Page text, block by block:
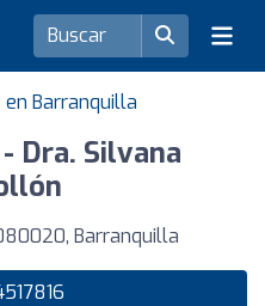
Barranquilla
Dra. Silvana
Barranquilla